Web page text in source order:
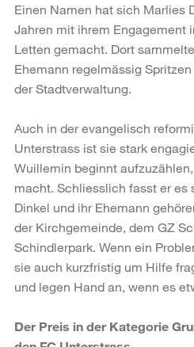
Einen Namen hat sich Marlies
Jahren mit ihrem Engagement
Letten gemacht. Dort
Ehemann regelmässig
der Stadtverwaltung.
Auch in der evangelisch
Unterstrass ist sie stark
Wuillemin beginnt
macht. Schliesslich fasst er es
Dinkel und ihr Ehemann
der Kirchgemeinde, dem GZ
Schindlerpark. Wenn ein
sie auch kurzfristig um Hilfe
und legen Hand an, wenn es
Der Preis in der Kategorie